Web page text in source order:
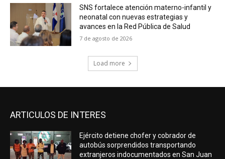
SNS fortalece atención materno-infantil y
neonatal con nuevas estrategias y
avances en la Red Pública de Salud
7 de agosto de 2026
Load more
ARTICULOS DE INTERES
Ejército detiene chofer y cobrador de
autobús sorprendidos transportando
extranjeros indocumentados en San Juan